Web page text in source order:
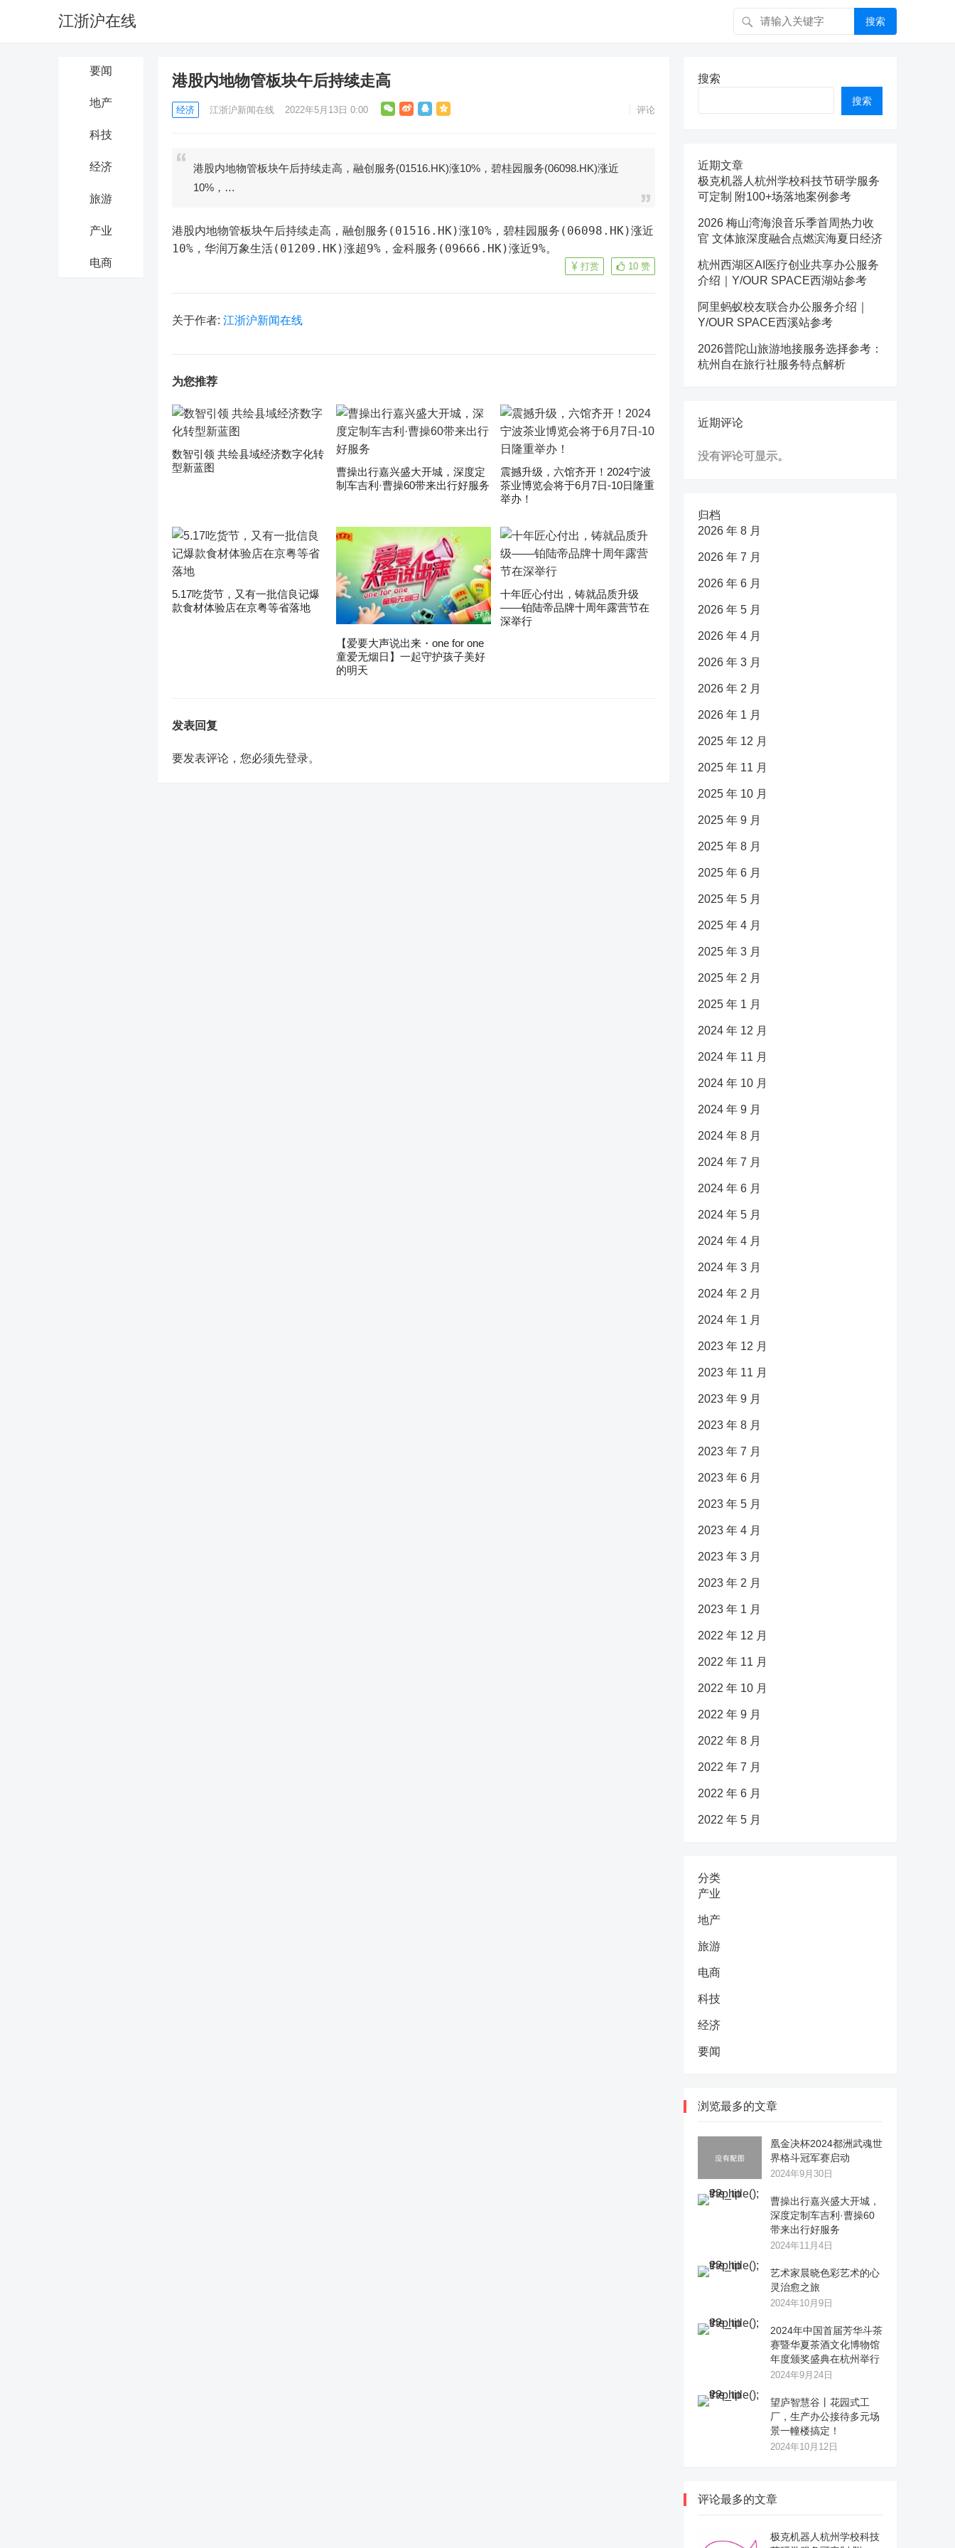
江浙沪在线 搜索
要闻
地产
科技
经济
旅游
产业
电商
港股内地物管板块午后持续走高
经济 江浙沪新闻在线 2022年5月13日 0:00 评论
港股内地物管板块午后持续走高，融创服务(01516.HK)涨10%，碧桂园服务(06098.HK)涨近
10%，…
港股内地物管板块午后持续走高，融创服务(01516.HK)涨10%，碧桂园服务(06098.HK)涨近
10%，华润万象生活(01209.HK)涨超9%，金科服务(09666.HK)涨近9%。
10 赞
打赏
关于作者: 江浙沪新闻在线
为您推荐
数智引领 共绘县域经济数字化转
型新蓝图
曹操出行嘉兴盛大开城，深度定
制车吉利·曹操60带来出行好服务
震撼升级，六馆齐开！2024宁波
茶业博览会将于6月7日-10日隆重
举办！
5.17吃货节，又有一批信良记爆
款食材体验店在京粤等省落地
【爱要大声说出来・one for one
童爱无烟日】一起守护孩子美好
的明天
十年匠心付出，铸就品质升级
——铂陆帝品牌十周年露营节在
深举行
发表回复
要发表评论，您必须先登录。
搜索
搜索
近期文章
极克机器人杭州学校科技节研学服务
可定制 附100+场落地案例参考
2026 梅山湾海浪音乐季首周热力收
官 文体旅深度融合点燃滨海夏日经济
杭州西湖区AI医疗创业共享办公服务
介绍｜Y/OUR SPACE西湖站参考
阿里蚂蚁校友联合办公服务介绍｜
Y/OUR SPACE西溪站参考
2026普陀山旅游地接服务选择参考：
杭州自在旅行社服务特点解析
近期评论
没有评论可显示。
归档
2026 年 8 月
2026 年 7 月
2026 年 6 月
2026 年 5 月
2026 年 4 月
2026 年 3 月
2026 年 2 月
2026 年 1 月
2025 年 12 月
2025 年 11 月
2025 年 10 月
2025 年 9 月
2025 年 8 月
2025 年 6 月
2025 年 5 月
2025 年 4 月
2025 年 3 月
2025 年 2 月
2025 年 1 月
2024 年 12 月
2024 年 11 月
2024 年 10 月
2024 年 9 月
2024 年 8 月
2024 年 7 月
2024 年 6 月
2024 年 5 月
2024 年 4 月
2024 年 3 月
2024 年 2 月
2024 年 1 月
2023 年 12 月
2023 年 11 月
2023 年 9 月
2023 年 8 月
2023 年 7 月
2023 年 6 月
2023 年 5 月
2023 年 4 月
2023 年 3 月
2023 年 2 月
2023 年 1 月
2022 年 12 月
2022 年 11 月
2022 年 10 月
2022 年 9 月
2022 年 8 月
2022 年 7 月
2022 年 6 月
2022 年 5 月
分类
产业
地产
旅游
电商
科技
经济
要闻
浏览最多的文章
凰金决杯2024都洲武魂世
界格斗冠军赛启动
2024年9月30日
曹操出行嘉兴盛大开城，
深度定制车吉利·曹操60
带来出行好服务
2024年11月4日
艺术家晨晓色彩艺术的心
灵治愈之旅
2024年10月9日
2024年中国首届芳华斗茶
赛暨华夏茶酒文化博物馆
年度颁奖盛典在杭州举行
2024年9月24日
望庐智慧谷丨花园式工
厂，生产办公接待多元场
景一幢楼搞定！
2024年10月12日
评论最多的文章
极克机器人杭州学校科技